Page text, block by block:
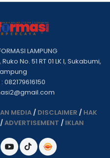
LAMPUNG
No. 51 RT 01 LK I, Sukabumi,
MEDIA/ DISCLAIMER / HAK
ADVERTISEMENT / IKLAN